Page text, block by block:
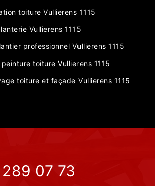
toiture Vullierens 1115
Vullierens 1115
professionnel Vullierens 1115
toiture Vullierens 1115
toiture et façade Vullierens 1115
07 73